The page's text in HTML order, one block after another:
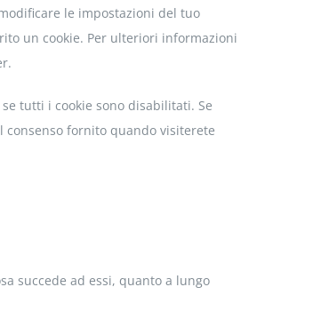
le impostazioni del tuo
un cookie. Per ulteriori informazioni
tutti i cookie sono disabilitati. Se
consenso fornito quando visiterete
succede ad essi, quanto a lungo